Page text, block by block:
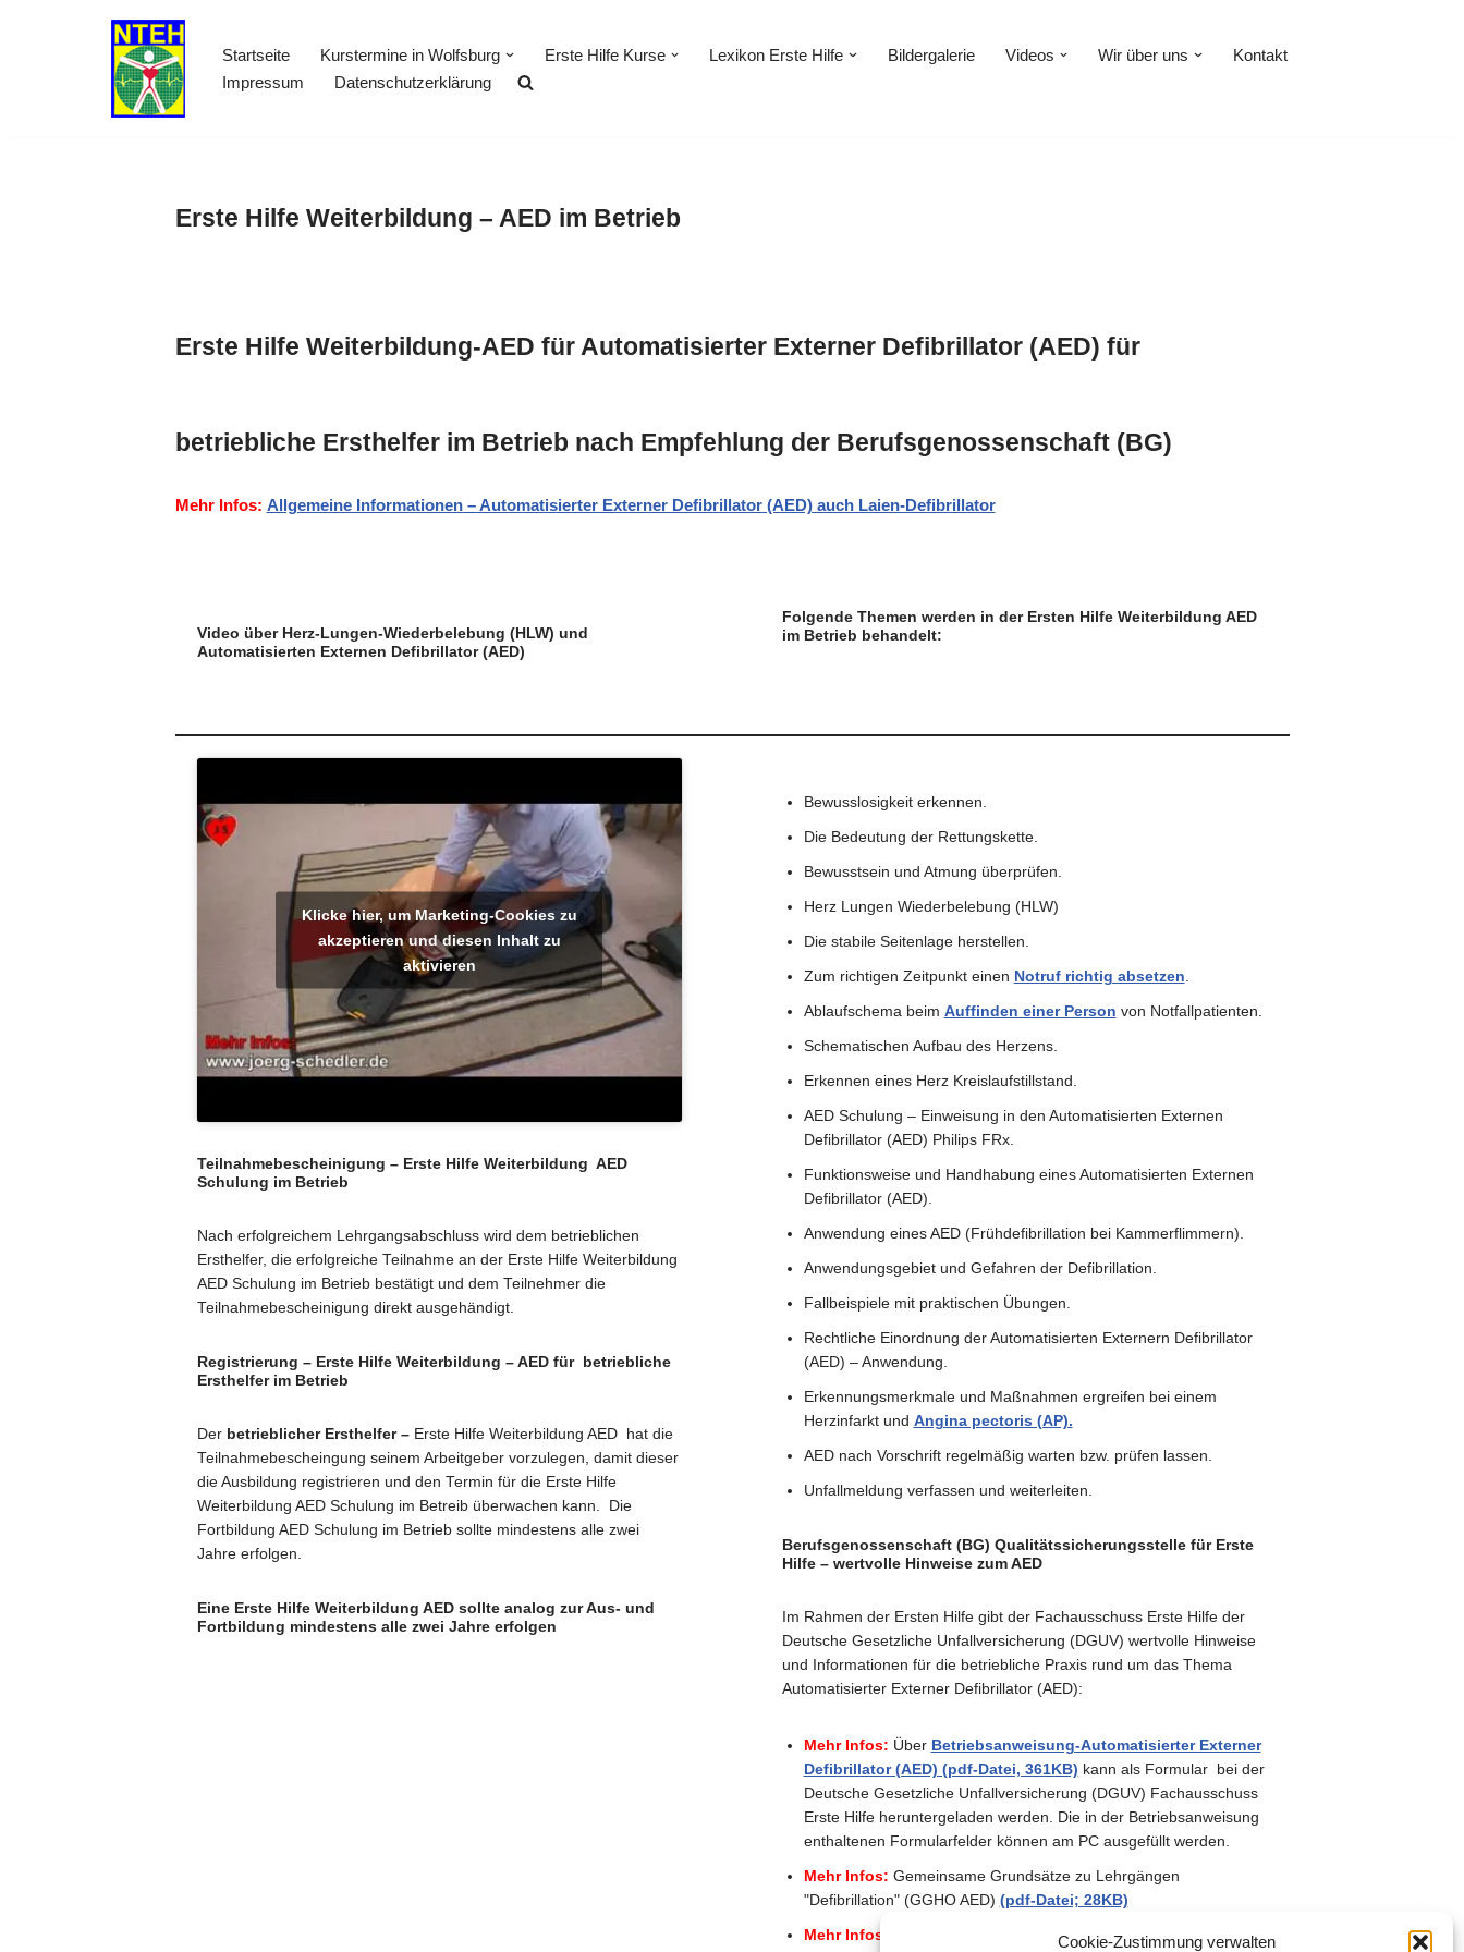
Cookie-Zustimmung verwalten
Startseite Kurstermine in Wolfsburg Erste Hilfe Kurse Lexikon Erste Hilfe Bildergalerie Videos Wir über uns
Kontakt
Impressum
Datenschutzerklärung
Erste Hilfe Weiterbildung – AED im Betrieb
Erste Hilfe Weiterbildung-AED für Automatisierter Externer Defibrillator (AED) für
betriebliche Ersthelfer im Betrieb nach Empfehlung der Berufsgenossenschaft (BG)
Mehr Infos: Allgemeine Informationen – Automatisierter Externer Defibrillator (AED) auch Laien-Defibrillator
Video über Herz-Lungen-Wiederbelebung (HLW) und
Automatisierten Externen Defibrillator (AED)
Folgende Themen werden in der Ersten Hilfe Weiterbildung AED
im Betrieb behandelt:
Klicke hier, um Marketing-Cookies zu
akzeptieren und diesen Inhalt zu
aktivieren
Teilnahmebescheinigung – Erste Hilfe Weiterbildung AED
Schulung im Betrieb
Nach erfolgreichem Lehrgangsabschluss wird dem betrieblichen
Ersthelfer, die erfolgreiche Teilnahme an der Erste Hilfe Weiterbildung
AED Schulung im Betrieb bestätigt und dem Teilnehmer die
Teilnahmebescheinigung direkt ausgehändigt.
Registrierung – Erste Hilfe Weiterbildung – AED für betriebliche
Ersthelfer im Betrieb
Der betrieblicher Ersthelfer – Erste Hilfe Weiterbildung AED hat die
Teilnahmebescheingung seinem Arbeitgeber vorzulegen, damit dieser
die Ausbildung registrieren und den Termin für die Erste Hilfe
Weiterbildung AED Schulung im Betreib überwachen kann. Die
Fortbildung AED Schulung im Betrieb sollte mindestens alle zwei
Jahre erfolgen.
Eine Erste Hilfe Weiterbildung AED sollte analog zur Aus- und
Fortbildung mindestens alle zwei Jahre erfolgen
Bewusslosigkeit erkennen.
Die Bedeutung der Rettungskette.
Bewusstsein und Atmung überprüfen.
Herz Lungen Wiederbelebung (HLW)
Die stabile Seitenlage herstellen.
Zum richtigen Zeitpunkt einen Notruf richtig absetzen.
Ablaufschema beim Auffinden einer Person von Notfallpatienten.
Schematischen Aufbau des Herzens.
Erkennen eines Herz Kreislaufstillstand.
AED Schulung – Einweisung in den Automatisierten Externen
Defibrillator (AED) Philips FRx.
Funktionsweise und Handhabung eines Automatisierten Externen
Defibrillator (AED).
Anwendung eines AED (Frühdefibrillation bei Kammerflimmern).
Anwendungsgebiet und Gefahren der Defibrillation.
Fallbeispiele mit praktischen Übungen.
Rechtliche Einordnung der Automatisierten Externern Defibrillator
(AED) – Anwendung.
Erkennungsmerkmale und Maßnahmen ergreifen bei einem
Herzinfarkt und Angina pectoris (AP).
AED nach Vorschrift regelmäßig warten bzw. prüfen lassen.
Unfallmeldung verfassen und weiterleiten.
Berufsgenossenschaft (BG) Qualitätssicherungsstelle für Erste
Hilfe – wertvolle Hinweise zum AED
Im Rahmen der Ersten Hilfe gibt der Fachausschuss Erste Hilfe der
Deutsche Gesetzliche Unfallversicherung (DGUV) wertvolle Hinweise
und Informationen für die betriebliche Praxis rund um das Thema
Automatisierter Externer Defibrillator (AED):
Mehr Infos: Über Betriebsanweisung-Automatisierter Externer
Defibrillator (AED) (pdf-Datei, 361KB) kann als Formular bei der
Deutsche Gesetzliche Unfallversicherung (DGUV) Fachausschuss
Erste Hilfe heruntergeladen werden. Die in der Betriebsanweisung
enthaltenen Formularfelder können am PC ausgefüllt werden.
Mehr Infos: Gemeinsame Grundsätze zu Lehrgängen
"Defibrillation" (GGHO AED) (pdf-Datei; 28KB)
Mehr Infos:
Über Automatisierter Externer Defibrillation (AED) im